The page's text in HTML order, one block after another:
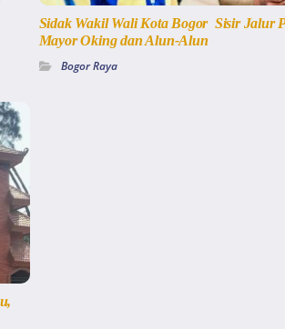
Sidak Wakil Wali Kota Bogor Sisir Jalur
Mayor Oking dan Alun-Alun
Bogor Raya